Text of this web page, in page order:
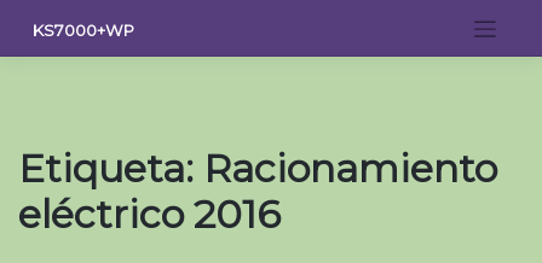
contenido
KS7000+WP
Etiqueta: Racionamiento
eléctrico 2016